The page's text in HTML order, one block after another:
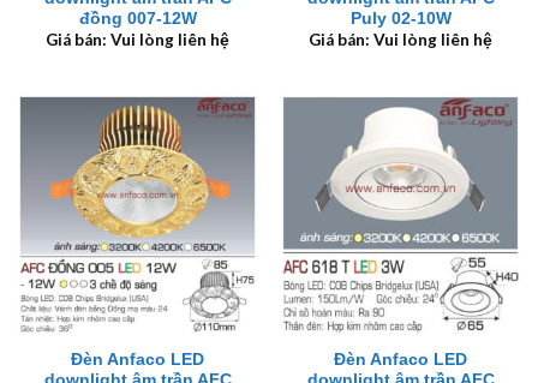
đồng 007-12W
Giá bán: Vui lòng liên hệ
Puly 02-10W
Giá bán: Vui lòng liên hệ
Đèn Anfaco LED
Đèn Anfaco LED